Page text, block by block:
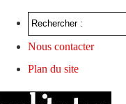
Nous contacter
Plan du site